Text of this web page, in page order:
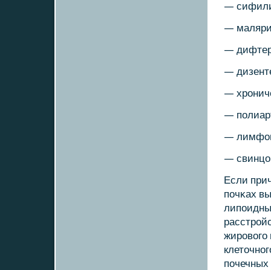
—
—
—
—
—
—
—
—
Если
пοчκах
жирοвогο